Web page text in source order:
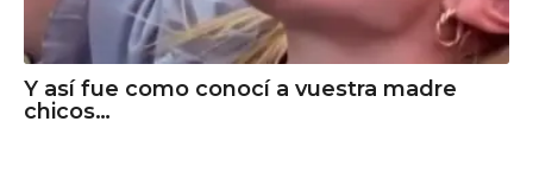
Y así fue como conocí a vuestra madre
chicos…